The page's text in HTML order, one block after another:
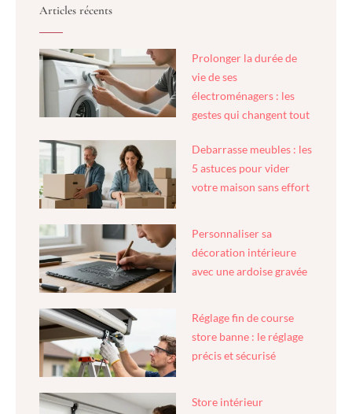
Articles récents
Prolonger la durée de
vie de ses
électroménagers : les
gestes qui changent tout
Debarrasse meubles : les
5 astuces pour vider
votre maison sans effort
Personnaliser sa
décoration intérieure
avec une ardoise gravée
Réglage fin de course
store banne : le réglage
précis et sécurisé
Store intérieur